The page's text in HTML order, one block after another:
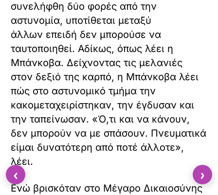
συνελήφθη δύο φορές από την
αστυνομία, υποτίθεται μεταξύ
άλλων επειδή δεν μπορούσε να
ταυτοποιηθεί. Αδίκως, όπως λέει η
Μπάνκοβα. Δείχνοντας τις μελανιές
στον δεξιό της καρπό, η Μπάνκοβα λέει
πώς στο αστυνομικό τμήμα την
κακομεταχειρίστηκαν, την έγδυσαν και
την ταπείνωσαν. «Ό,τι και να κάνουν,
δεν μπορούν να με σπάσουν. Πνευματικά
είμαι δυνατότερη από ποτέ άλλοτε»,
λέει.
Ενώ βρισκόταν στο Μέγαρο Δικαιοσύνης
‹ ›